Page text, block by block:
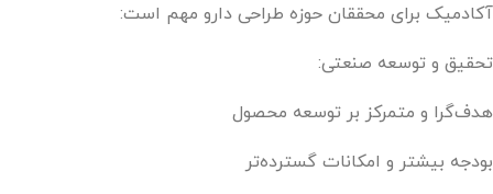
آکادمیک برای محققان حوزه طراحی دارو مهم است:
تحقیق و توسعه صنعتی:
هدف‌گرا و متمرکز بر توسعه محصول
بودجه بیشتر و امکانات گسترده‌تر